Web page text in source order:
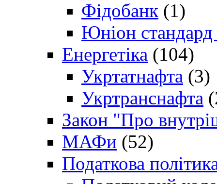
Фідобанк (1)
Юніон стандард
Енергетіка (104)
Укртатнафта (3)
Укртранснафта
Закон "Про
МАФи (52)
Податкова